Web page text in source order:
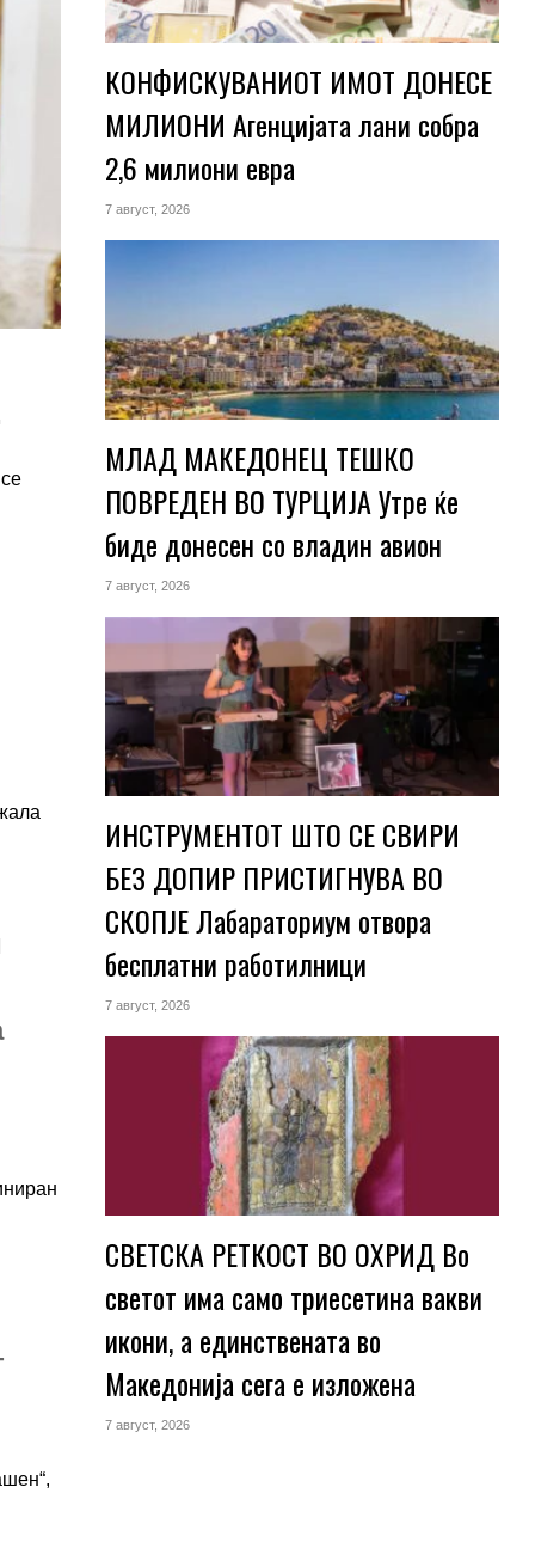
КОНФИСКУВАНИОТ ИМОТ ДОНЕСЕ
МИЛИОНИ Агенцијата лани собра
2,6 милиони евра
7 август, 2026
МЛАД МАКЕДОНЕЦ ТЕШКО
ПОВРЕДЕН ВО ТУРЦИЈА Утре ќе
биде донесен со владин авион
7 август, 2026
ИНСТРУМЕНТОТ ШТО СЕ СВИРИ
БЕЗ ДОПИР ПРИСТИГНУВА ВО
СКОПЈЕ Лабараториум отвора
бесплатни работилници
7 август, 2026
СВЕТСКА РЕТКОСТ ВО ОХРИД Во
светот има само триесетина вакви
икони, а единствената во
Македонија сега е изложена
7 август, 2026